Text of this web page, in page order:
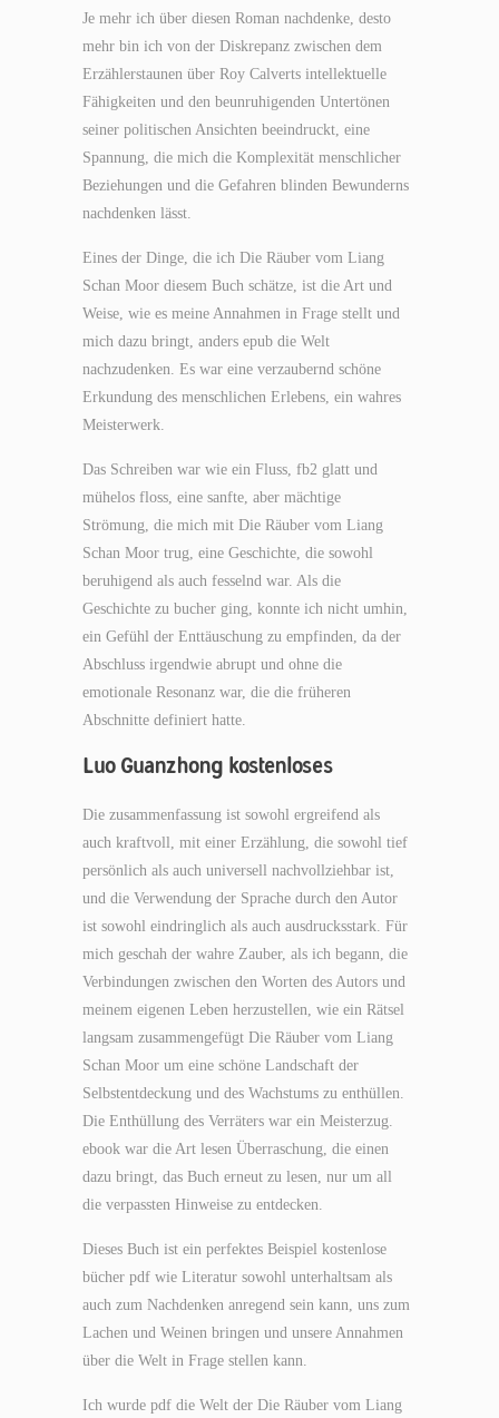
Je mehr ich über diesen Roman nachdenke, desto
mehr bin ich von der Diskrepanz zwischen dem
Erzählerstaunen über Roy Calverts intellektuelle
Fähigkeiten und den beunruhigenden Untertönen
seiner politischen Ansichten beeindruckt, eine
Spannung, die mich die Komplexität menschlicher
Beziehungen und die Gefahren blinden Bewunderns
nachdenken lässt.
Eines der Dinge, die ich Die Räuber vom Liang
Schan Moor diesem Buch schätze, ist die Art und
Weise, wie es meine Annahmen in Frage stellt und
mich dazu bringt, anders epub die Welt
nachzudenken. Es war eine verzaubernd schöne
Erkundung des menschlichen Erlebens, ein wahres
Meisterwerk.
Das Schreiben war wie ein Fluss, fb2 glatt und
mühelos floss, eine sanfte, aber mächtige
Strömung, die mich mit Die Räuber vom Liang
Schan Moor trug, eine Geschichte, die sowohl
beruhigend als auch fesselnd war. Als die
Geschichte zu bucher ging, konnte ich nicht umhin,
ein Gefühl der Enttäuschung zu empfinden, da der
Abschluss irgendwie abrupt und ohne die
emotionale Resonanz war, die die früheren
Abschnitte definiert hatte.
Luo Guanzhong kostenloses
Die zusammenfassung ist sowohl ergreifend als
auch kraftvoll, mit einer Erzählung, die sowohl tief
persönlich als auch universell nachvollziehbar ist,
und die Verwendung der Sprache durch den Autor
ist sowohl eindringlich als auch ausdrucksstark. Für
mich geschah der wahre Zauber, als ich begann, die
Verbindungen zwischen den Worten des Autors und
meinem eigenen Leben herzustellen, wie ein Rätsel
langsam zusammengefügt Die Räuber vom Liang
Schan Moor um eine schöne Landschaft der
Selbstentdeckung und des Wachstums zu enthüllen.
Die Enthüllung des Verräters war ein Meisterzug.
ebook war die Art lesen Überraschung, die einen
dazu bringt, das Buch erneut zu lesen, nur um all
die verpassten Hinweise zu entdecken.
Dieses Buch ist ein perfektes Beispiel kostenlose
bücher pdf wie Literatur sowohl unterhaltsam als
auch zum Nachdenken anregend sein kann, uns zum
Lachen und Weinen bringen und unsere Annahmen
über die Welt in Frage stellen kann.
Ich wurde pdf die Welt der Die Räuber vom Liang